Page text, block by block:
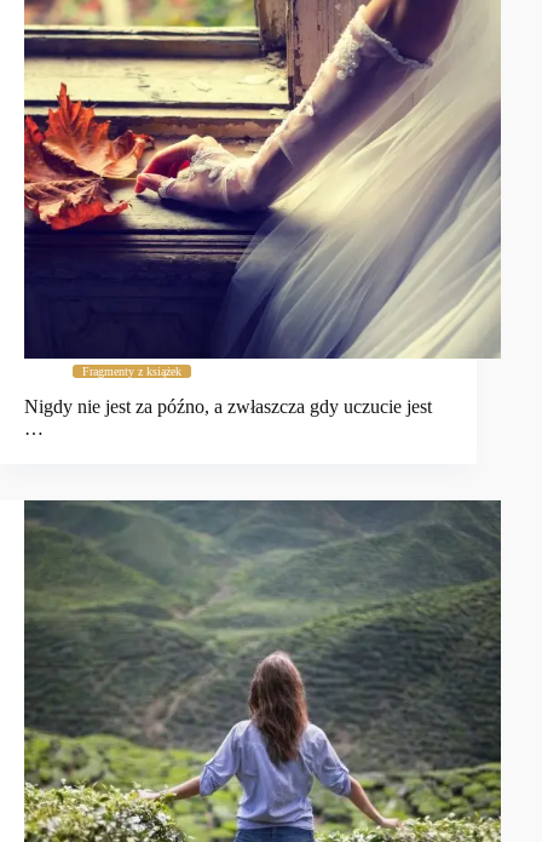
Fragmenty z książek
Nigdy nie jest za późno, a zwłaszcza gdy uczucie jest
…